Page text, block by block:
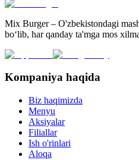
Mix Burger – O'zbekistondagi
bo‘lib, har qanday ta'mga mos
Kompaniya haqida
Biz haqimizda
Menyu
Aksiyalar
Filiallar
Ish o'rinlari
Aloqa